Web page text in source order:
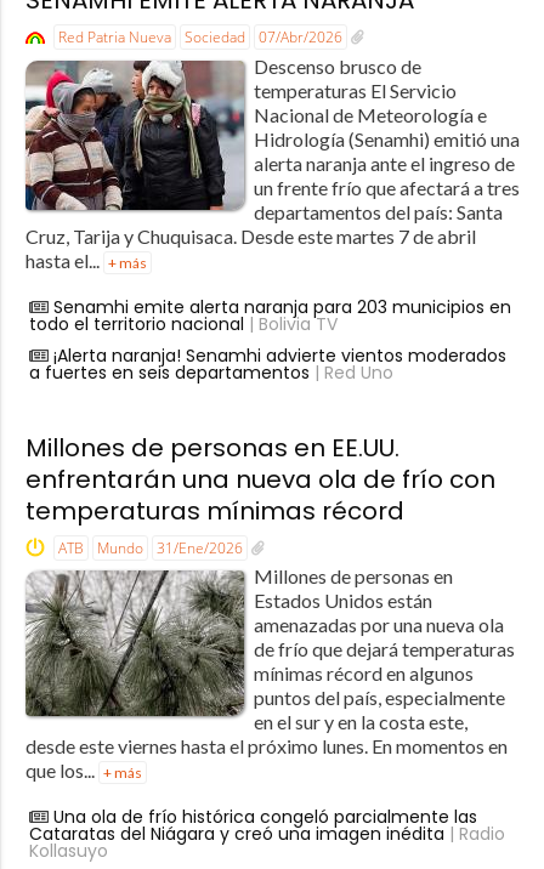
Red Patria Nueva Sociedad 07/Abr/2026
Descenso brusco de
temperaturas El Servicio
Nacional de Meteorología e
Hidrología (Senamhi) emitió una
alerta naranja ante el ingreso de
un frente frío que afectará a tres
departamentos del país: Santa
Cruz, Tarija y Chuquisaca. Desde este martes 7 de abril
hasta el...
+ más
Senamhi emite alerta naranja para 203 municipios en
todo el territorio nacional | Bolivia TV
¡Alerta naranja! Senamhi advierte vientos moderados
a fuertes en seis departamentos | Red Uno
Millones de personas en EE.UU.
enfrentarán una nueva ola de frío con
temperaturas mínimas récord
ATB Mundo 31/Ene/2026
Millones de personas en
Estados Unidos están
amenazadas por una nueva ola
de frío que dejará temperaturas
mínimas récord en algunos
puntos del país, especialmente
en el sur y en la costa este,
desde este viernes hasta el próximo lunes. En momentos en
que los... + más
Una ola de frío histórica congeló parcialmente las
Cataratas del Niágara y creó una imagen inédita | Radio
Kollasuyo